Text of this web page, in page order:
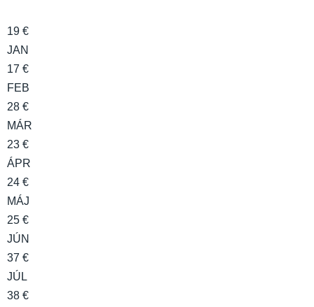
19 €
JAN
17 €
FEB
28 €
MÁR
23 €
ÁPR
24 €
MÁJ
25 €
JÚN
37 €
JÚL
38 €